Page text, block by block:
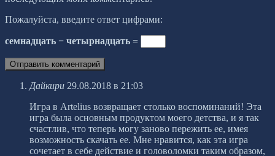
Пожалуйста, введите ответ цифрами:
семнадцать − четырнадцать =
Дайкири 29.08.2018 в 21:03
Игра в Artelius возвращает столько воспоминаний! Эта
игра была основным продуктом моего детства, и я так
счастлив, что теперь могу заново пережить ее, имея
возможность скачать ее. Мне нравится, как эта игра
сочетает в себе действие и головоломки таким образом,